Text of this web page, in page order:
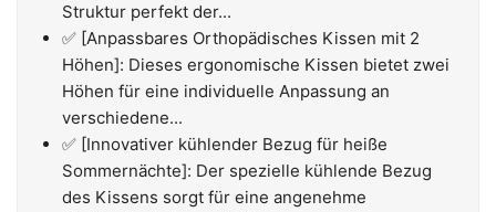
Struktur perfekt der...
✅ [Anpassbares Orthopädisches Kissen mit 2
Höhen]: Dieses ergonomische Kissen bietet zwei
Höhen für eine individuelle Anpassung an
verschiedene...
✅ [Innovativer kühlender Bezug für heiße
Sommernächte]: Der spezielle kühlende Bezug
des Kissens sorgt für eine angenehme